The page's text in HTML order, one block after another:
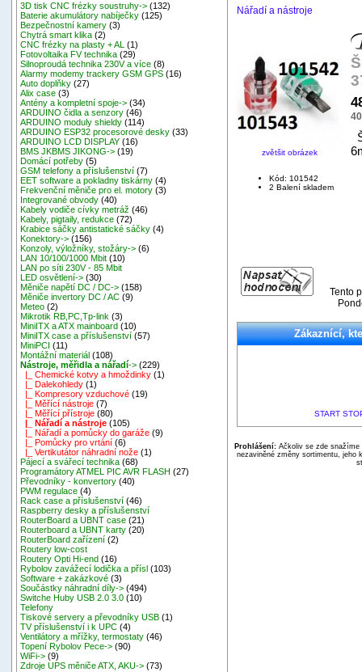
3D tisk CNC frézky soustruhy-> (132)
Baterie akumulátory nabíječky (125)
Bezpečnostní kamery (3)
Chytrá smart klika (2)
CNC frézky na plasty + AL
(1)
Fotovoltaika FV technika (29)
Silnoproudá technika 230V a více (8)
Alarmy modemy trackery GSM GPS (16)
Auto doplňky (27)
Alix case (3)
Antény a kompletní spoje-> (34)
ARDUINO čidla a senzory (46)
ARDUINO moduly shieldy (114)
ARDUINO ESP32 procesorové desky (33)
ARDUINO LCD DISPLAY (16)
BMS JKBMS JIKONG-> (19)
Domácí potřeby (5)
GSM telefony a příslušenství (7)
EET software a pokladny tiskárny (4)
Frekvenční měniče pro el. motory (3)
Integrované obvody (40)
Kabely vodiče cívky metráž (46)
Kabely, pigtaily, redukce (72)
Krabice sáčky antistatické sáčky (4)
Konektory-> (156)
Konzoly, výložníky, stožáry-> (6)
LAN 10/100/1000 Mbit (10)
LAN po síti 230V - 85 Mbit
LED osvětlení-> (30)
Měniče napětí DC / DC-> (158)
Měniče invertory DC / AC (9)
Meteo (2)
Mikrotik RB,PC,Tp-link (3)
MiniITX a ATX mainboard (10)
MiniITX case a příslušenství (57)
MiniPCI (11)
Montážní materiál (108)
Nástroje, měřidla a nářadí-> (229)
|_ Chemické kotvy a hmoždinky (1)
|_ Dalekohledy (1)
|_ Kompresory vzduchové (19)
|_ Měřící nástroje (7)
|_ Měřící přístroje (80)
|_ Nářadí a nástroje (105)
|_ Nářadí a pomůcky do garáže (9)
|_ Pomůcky pro vrtání (6)
|_ Vertikutátor náhradní nože (1)
Pájecí a svářecí technika (68)
Programátory ATMEL PIC AVR FLASH (27)
Převodníky - konvertory (40)
PWM regulace (4)
Rack case a příslušenství (46)
Raspberry desky a příslušenství
RouterBoard a UBNT case (21)
Routerboard a UBNT karty (20)
RouterBoard zařízení (2)
Routery low-cost
Routery Opti Hi-end (16)
Rybolov zavážecí lodička a přísl (103)
Software + zakázkové (3)
Součástky náhradní díly-> (494)
Switche Huby USB 2.0 3.0 (10)
Telefony
Tiskové servery a převodníky USB (1)
TV příslušenství i k UPC (4)
Ventilátory a mřížky, termostaty (46)
Topení Rybolov Pece-> (90)
WiFi-> (9)
Zdroje UPS měniče ATX, AKU-> (73)
Nářadí a nástroje
zvětšit obrázek
Kód: 101542
2 Balení skladem
Tento
Zákaznící,
START
Prohlášení:Ačkoliv se zde snažíme
nezaviněné změny sortimentu, jeho